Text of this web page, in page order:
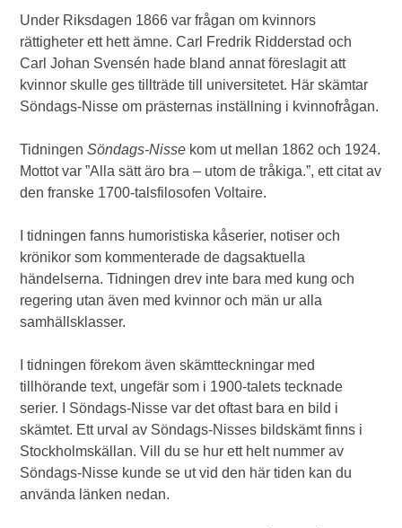
Under Riksdagen 1866 var frågan om kvinnors
rättigheter ett hett ämne. Carl Fredrik Ridderstad och
Carl Johan Svensén hade bland annat föreslagit att
kvinnor skulle ges tillträde till universitetet. Här skämtar
Söndags-Nisse om prästernas inställning i kvinnofrågan.
TidningenSöndags-Nisse kom ut mellan 1862 och 1924.
Mottot var ”Alla sätt äro bra – utom de tråkiga.”, ett citat av
den franske 1700-talsfilosofen Voltaire.
I tidningen fanns humoristiska kåserier, notiser och
krönikor som kommenterade de dagsaktuella
händelserna. Tidningen drev inte bara med kung och
regering utan även med kvinnor och män ur alla
samhällsklasser.
I tidningen förekom även skämtteckningar med
tillhörande text, ungefär som i 1900-talets tecknade
serier. I Söndags-Nisse var det oftast bara en bild i
skämtet. Ett urval av Söndags-Nisses bildskämt finns i
Stockholmskällan. Vill du se hur ett helt nummer av
Söndags-Nisse kunde se ut vid den här tiden kan du
använda länken nedan.